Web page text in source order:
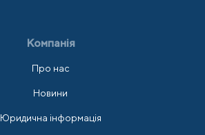
Компанія
Про нас
Новини
Юридична інформація